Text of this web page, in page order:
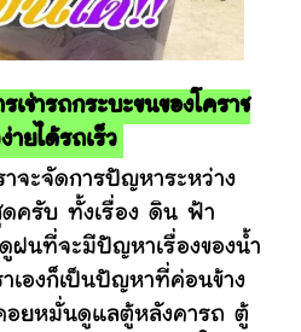
ช่ารถกระบะขนของโคราช
ายได้รถเร็ว
จัดการปัญหาระหว่าง
ดครับ ทั้งเรื่อง ดิน ฟ้า
ฝนที่จะมีปัญหาเรื่องของน้ำ
าเองก็เป็นปัญหาที่ค่อนข้าง
อยหมั่นดูแลตู้หลังคารถ ตู้